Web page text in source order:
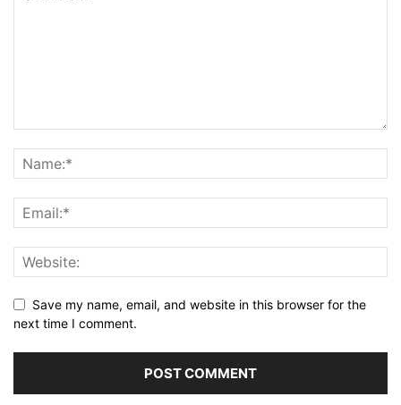
Save my name, email, and website in this browser for the
next time I comment.